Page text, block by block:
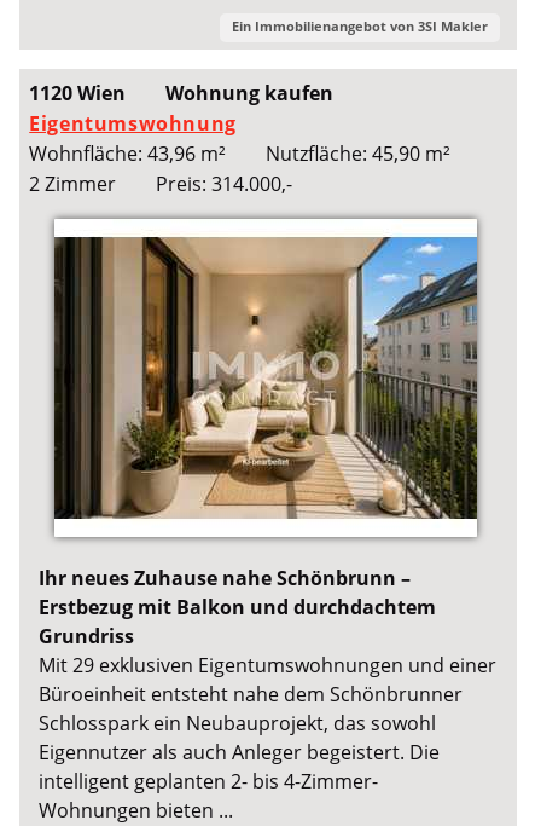
Ein Immobilienangebot von 3SI Makler
1120 Wien
Wohnung kaufen
Eigentumswohnung
Wohnfläche: 43,96 m²
Nutzfläche: 45,90 m²
2 Zimmer
Preis: 314.000,-
Ihr neues Zuhause nahe Schönbrunn –
Erstbezug mit Balkon und durchdachtem
Grundriss
Mit 29 exklusiven Eigentumswohnungen und einer
Büroeinheit entsteht nahe dem Schönbrunner
Schlosspark ein Neubauprojekt, das sowohl
Eigennutzer als auch Anleger begeistert. Die
intelligent geplanten 2- bis 4-Zimmer-
Wohnungen bieten ...